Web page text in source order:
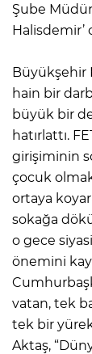
Şube
Büyükşehir
hain bir
büyük bir
hatırlattı.
girişiminin
çocuk
ortaya
sokağa
o gece
önemini
vatan, tek
tek bir
Aktaş,